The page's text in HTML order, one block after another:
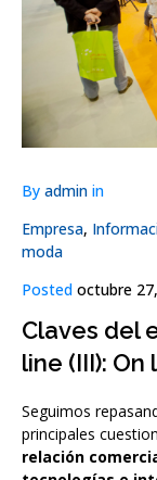
By admin in
Empresa,
moda
Posted octubre
Claves del
line (III):
Seguimos
principales
relación